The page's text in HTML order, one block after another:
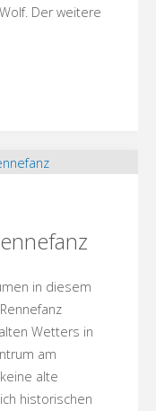
Der weitere
in diesem
Wetters in
am
alte
historischen